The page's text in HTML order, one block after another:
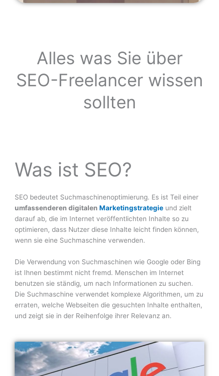
Alles was Sie über
SEO-Freelancer wissen
sollten
Was ist SEO?
SEO bedeutet Suchmaschinenoptimierung. Es ist Teil einer
umfassenderen digitalen Marketingstrategie und zielt
darauf ab, die im Internet veröffentlichten Inhalte so zu
optimieren, dass Nutzer diese Inhalte leicht finden können,
wenn sie eine Suchmaschine verwenden.
Die Verwendung von Suchmaschinen wie Google oder Bing
ist Ihnen bestimmt nicht fremd. Menschen im Internet
benutzen sie ständig, um nach Informationen zu suchen.
Die Suchmaschine verwendet komplexe Algorithmen, um zu
erraten, welche Webseiten die gesuchten Inhalte enthalten,
und zeigt sie in der Reihenfolge ihrer Relevanz an.